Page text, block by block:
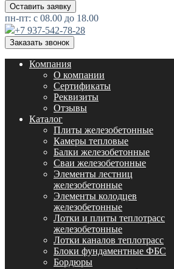
Оставить заявку
пн-пт: с 08.00 до 18.00
+7 937-542-78-28
Заказать звонок
Компания
О компании
Сертификаты
Реквизиты
Отзывы
Каталог
Плиты железобетонные
Камеры тепловые
Балки железобетонные
Сваи железобетонные
Элементы лестниц
железобетонные
Элементы колодцев
железобетонные
Лотки и плиты теплотрасс
железобетонные
Лотки каналов теплотрасс
Блоки фундаментные ФБС
Бордюры